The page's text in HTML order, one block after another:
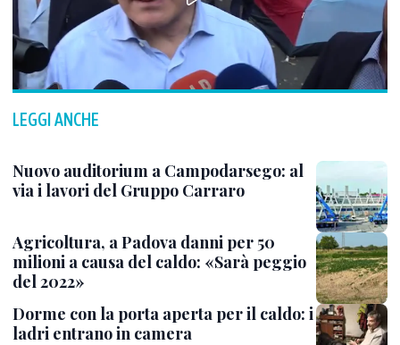
LEGGI ANCHE
Nuovo auditorium a Campodarsego: al
via i lavori del Gruppo Carraro
Agricoltura, a Padova danni per 50
milioni a causa del caldo: «Sarà peggio
del 2022»
Dorme con la porta aperta per il caldo: i
ladri entrano in camera